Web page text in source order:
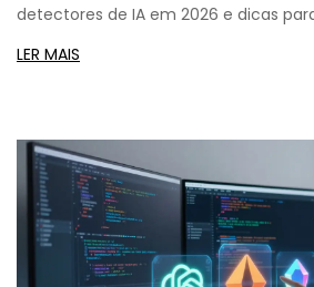
detectores de IA em 2026 e dicas
autenticidade humana.
LER MAIS